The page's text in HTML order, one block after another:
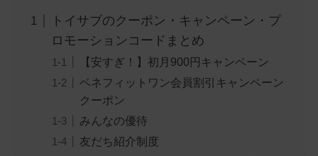
トイサブのクーポン・キャンペーン・プ
ロモーションコードまとめ
【安すぎ！】初月900円キャンペーン
ベネフィットワン会員割引キャンペーン
クーポン
みんなの優待
友だち紹介制度